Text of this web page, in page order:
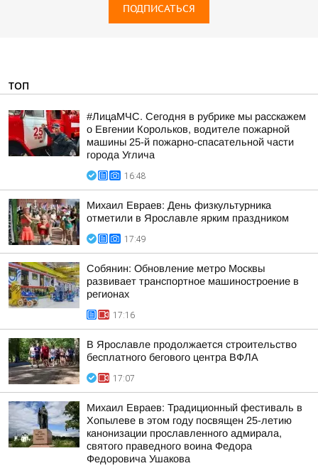
ПОДПИСАТЬСЯ
ТОП
#ЛицаМЧС. Сегодня в рубрике мы расскажем
о Евгении Корольков, водителе пожарной
машины 25-й пожарно-спасательной части
города Углича
16:48
Михаил Евраев: День физкультурника
отметили в Ярославле ярким праздником
17:49
Собянин: Обновление метро Москвы
развивает транспортное машиностроение в
регионах
17:16
В Ярославле продолжается строительство
бесплатного бегового центра ВФЛА
17:07
Михаил Евраев: Традиционный фестиваль в
Хопылеве в этом году посвящен 25-летию
канонизации прославленного адмирала,
святого праведного воина Федора
Федоровича Ушакова